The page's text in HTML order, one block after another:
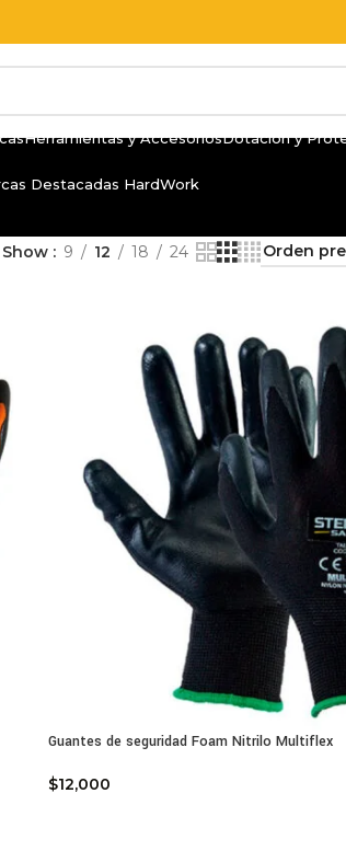
Herramientas y AccesoriosDotación y
Destacadas HardWork
Show 9 12 18 24
Guantes de seguridad Foam Nitrilo Multiflex
$12,000